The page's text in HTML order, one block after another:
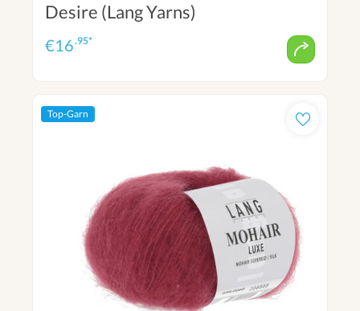
Desire (Lang Yarns)
€16.95*
Top-Garn